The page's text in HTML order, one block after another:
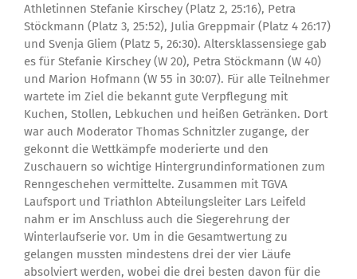
Athletinnen Stefanie Kirschey (Platz 2, 25:16), Petra
Stöckmann (Platz 3, 25:52), Julia Greppmair (Platz 4 26:17)
und Svenja Gliem (Platz 5, 26:30). Altersklassensiege gab
es für Stefanie Kirschey (W 20), Petra Stöckmann (W 40)
und Marion Hofmann (W 55 in 30:07). Für alle Teilnehmer
wartete im Ziel die bekannt gute Verpflegung mit
Kuchen, Stollen, Lebkuchen und heißen Getränken. Dort
war auch Moderator Thomas Schnitzler zugange, der
gekonnt die Wettkämpfe moderierte und den
Zuschauern so wichtige Hintergrundinformationen zum
Renngeschehen vermittelte. Zusammen mit TGVA
Laufsport und Triathlon Abteilungsleiter Lars Leifeld
nahm er im Anschluss auch die Siegerehrung der
Winterlaufserie vor. Um in die Gesamtwertung zu
gelangen mussten mindestens drei der vier Läufe
absolviert werden, wobei die drei besten davon für die